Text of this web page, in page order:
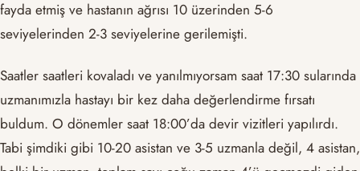
fayda etmiş ve hastanın ağrısı 10 üzerinden 5-6
seviyelerinden 2-3 seviyelerine gerilemişti.
Saatler saatleri kovaladı ve yanılmıyorsam saat 17:30 sularında
uzmanımızla hastayı bir kez daha değerlendirme fırsatı
buldum. O dönemler saat 18:00’da devir vizitleri yapılırdı.
Tabi şimdiki gibi 10-20 asistan ve 3-5 uzmanla değil, 4 asistan,